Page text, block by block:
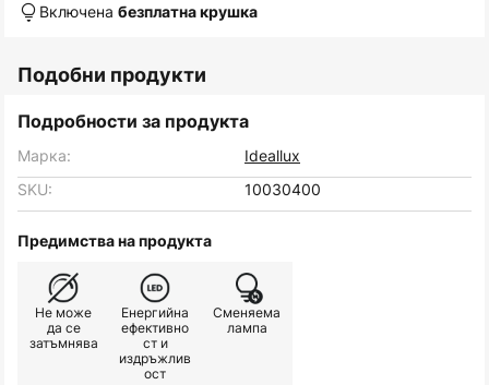
Включена безплатна крушка
Подобни продукти
Подробности за продукта
Марка:
Ideallux
SKU:
10030400
Предимства на продукта
Не може
да се
затъмнява
Енергийна
ефективно
ст и
издръжлив
ост
Сменяема
лампа